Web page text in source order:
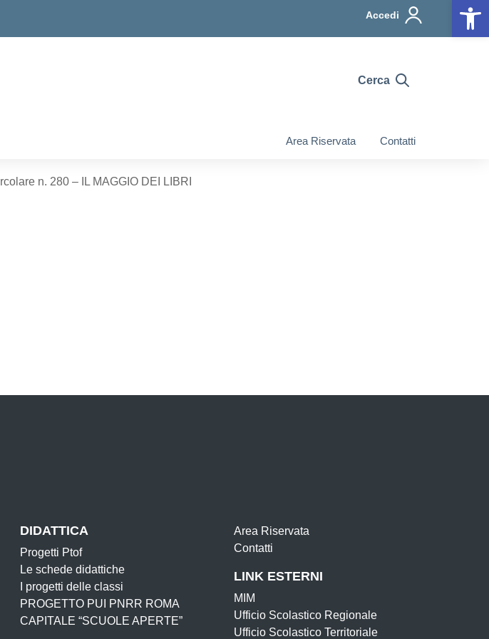
Accedi
Cerca
Area Riservata Contatti
n. 280 – IL MAGGIO DEI LIBRI
DIDATTICA
Progetti Ptof
Le schede didattiche
I progetti delle classi
PROGETTO PUI PNRR ROMA
CAPITALE “SCUOLE APERTE”
Area Riservata
Contatti
LINK ESTERNI
MIM
Ufficio Scolastico Regionale
Ufficio Scolastico Territoriale